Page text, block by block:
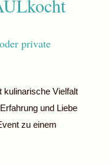
private
kulinarische Vielfalt
und Liebe
zu einem